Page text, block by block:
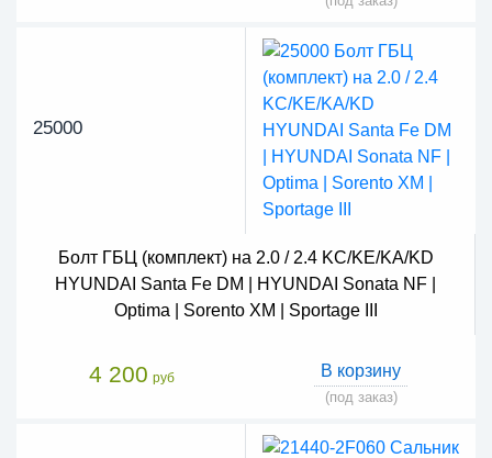
25000
Болт ГБЦ (комплект) на 2.0 / 2.4 KC/KE/KA/KD
HYUNDAI Santa Fe DM | HYUNDAI Sonata NF |
Optima | Sorento XM | Sportage III
4 200 руб В корзину
(под заказ)